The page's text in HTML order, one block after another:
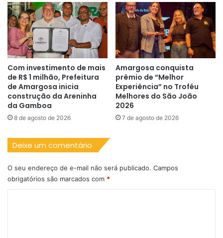
Com investimento de mais
de R$ 1 milhão, Prefeitura
de Amargosa inicia
construção da Areninha
da Gamboa
8 de agosto de 2026
Amargosa conquista
prêmio de “Melhor
Experiência” no Troféu
Melhores do São João
2026
7 de agosto de 2026
Deixe um comentário
O seu endereço de e-mail não será publicado. Campos
obrigatórios são marcados com *